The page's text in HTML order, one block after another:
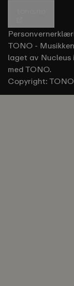
TONO -
laget av Nucleus
med TONO.
Copyright: